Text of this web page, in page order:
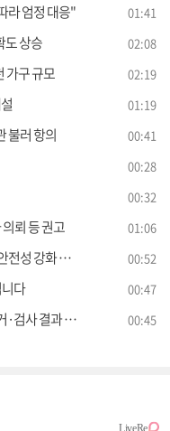
라 엄정 대응" 01:41
도 상승 02:08
가구 규모 02:19
01:19
불러 항의 00:41
00:28
00:32
뢰 등 권고 01:06
강화 필요 00:52
다 00:47
사 결과 발표 00:45